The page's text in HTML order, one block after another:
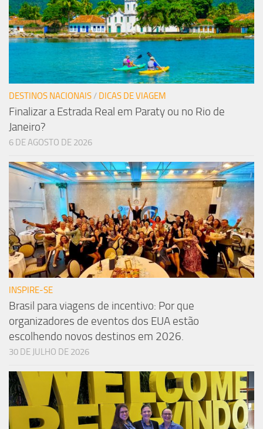
DESTINOS NACIONAIS/ DICAS DE VIAGEM
Finalizar a Estrada Real em Paraty ou no Rio de
Janeiro?
6 DE AGOSTO DE 2026
INSPIRE-SE
Brasil para viagens de incentivo: Por que
organizadores de eventos dos EUA estão
escolhendo novos destinos em 2026.
30 DE JULHO DE 2026